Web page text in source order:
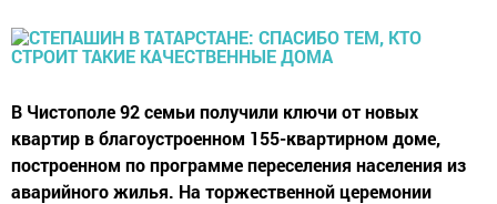
В Чистополе 92 семьи получили ключи от новых
квартир в благоустроенном 155-квартирном доме,
построенном по программе переселения населения из
аварийного жилья. На торжественной церемонии